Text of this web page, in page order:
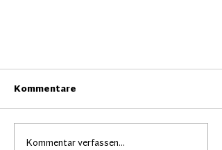
Kommentare
Kommentar verfassen...